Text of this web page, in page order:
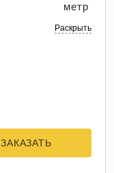
метр
Раскрыть
ЗАКАЗАТЬ